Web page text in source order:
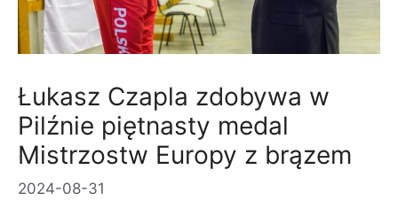
Łukasz Czapla zdobywa w
Pilźnie piętnasty medal
Mistrzostw Europy z brązem
2024-08-31